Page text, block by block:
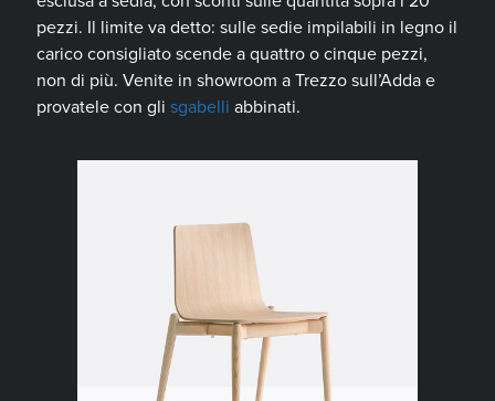
pezzi. Il limite va detto: sulle sedie impilabili in legno il
carico consigliato scende a quattro o cinque pezzi,
non di più. Venite in showroom a Trezzo sull’Adda e
provatele con gli sgabelli abbinati.